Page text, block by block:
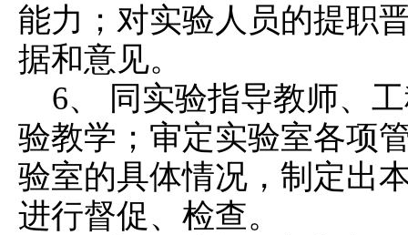
能力；对实验人员的提职
据和意见。
6、 同实验指导教师、
验教学；审定实验室各项
验室的具体情况，制定出
进行督促、检查。